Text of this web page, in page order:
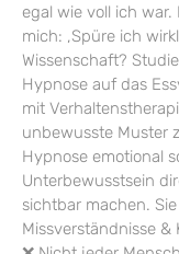
egal wie voll ich
mich: ‚Spüre ich
Wissenschaft?
Hypnose auf das
mit
unbewusste Muster
Hypnose emotional
Unterbewusstsein
sichtbar machen.
Missverständnisse &